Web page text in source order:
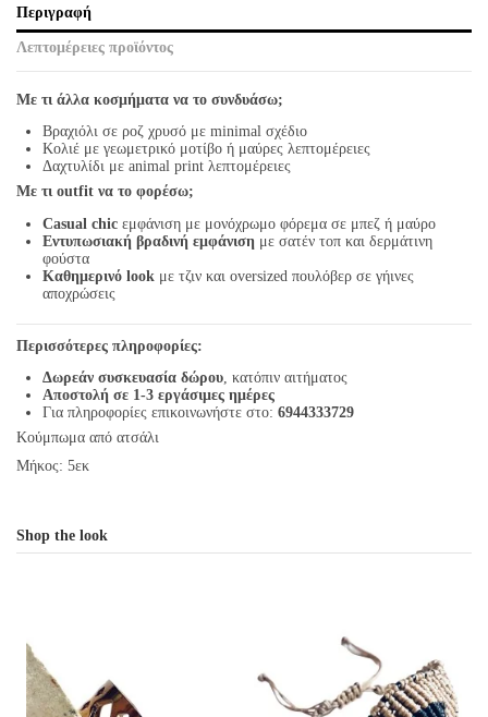
Περιγραφή
Λεπτομέρειες προϊόντος
Με τι άλλα κοσμήματα να το συνδυάσω;
Βραχιόλι σε ροζ χρυσό με minimal σχέδιο
Κολιέ με γεωμετρικό μοτίβο ή μαύρες λεπτομέρειες
Δαχτυλίδι με animal print λεπτομέρειες
Με τι outfit να το φορέσω;
Casual chic εμφάνιση με μονόχρωμο φόρεμα σε μπεζ ή μαύρο
Εντυπωσιακή βραδινή εμφάνιση με σατέν τοπ και δερμάτινη
φούστα
Καθημερινό look με τζιν και oversized πουλόβερ σε γήινες
αποχρώσεις
Περισσότερες πληροφορίες:
Δωρεάν συσκευασία δώρου, κατόπιν αιτήματος
Αποστολή σε 1-3 εργάσιμες ημέρες
Για πληροφορίες επικοινωνήστε στο: 6944333729
Κούμπωμα από ατσάλι
Μήκος: 5εκ
Shop the look